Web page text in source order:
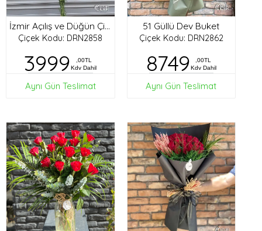
İzmir Açılış ve Düğün Çiçekleri
Çiçek Kodu: DRN2858
3999
,00TL
Kdv Dahil
Aynı Gün Teslimat
51 Güllü Dev Buket
Çiçek Kodu: DRN2862
8749
,00TL
Kdv Dahil
Aynı Gün Teslimat